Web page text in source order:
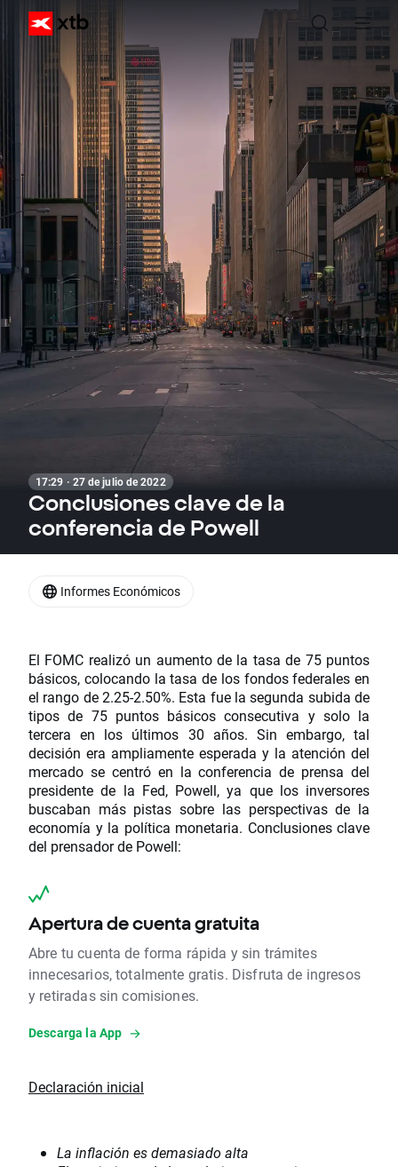
17:29 · 27 de julio de 2022
Conclusiones clave de la
conferencia de Powell
El FOMC realizó un aumento de la tasa de 75 puntos
básicos, colocando la tasa de los fondos federales en
el rango de 2.25-2.50%. Esta fue la segunda subida de
tipos de 75 puntos básicos consecutiva y solo la
tercera en los últimos 30 años. Sin embargo, tal
decisión era ampliamente esperada y la atención del
mercado se centró en la conferencia de prensa del
presidente de la Fed, Powell, ya que los inversores
buscaban más pistas sobre las perspectivas de la
economía y la política monetaria. Conclusiones clave
del prensador de Powell:
Apertura de cuenta gratuita
Abre tu cuenta de forma rápida y sin trámites
innecesarios, totalmente gratis. Disfruta de ingresos
y retiradas sin comisiones.
Descarga la App
Declaración inicial
La inflación es demasiado alta
Informes Económicos